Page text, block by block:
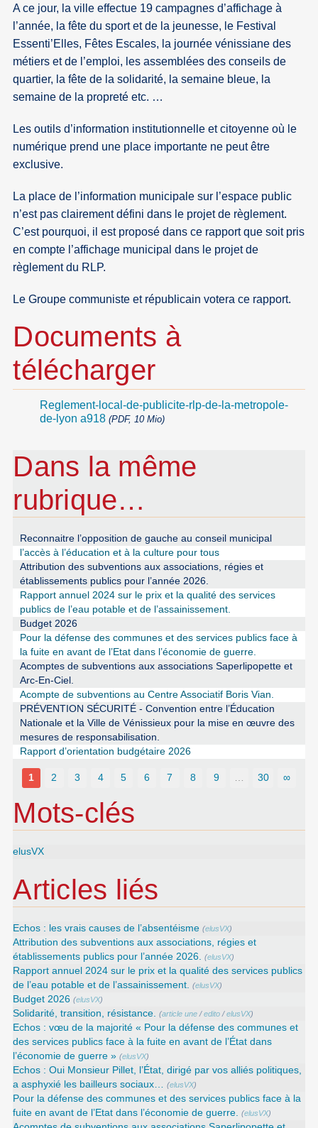
A ce jour, la ville effectue 19 campagnes d’affichage à
l’année, la fête du sport et de la jeunesse, le Festival
Essenti’Elles, Fêtes Escales, la journée vénissiane des
métiers et de l’emploi, les assemblées des conseils de
quartier, la fête de la solidarité, la semaine bleue, la
semaine de la propreté etc. …
Les outils d’information institutionnelle et citoyenne où le
numérique prend une place importante ne peut être
exclusive.
La place de l’information municipale sur l’espace public
n’est pas clairement défini dans le projet de règlement.
C’est pourquoi, il est proposé dans ce rapport que soit pris
en compte l’affichage municipal dans le projet de
règlement du RLP.
Le Groupe communiste et républicain votera ce rapport.
Documents à
télécharger
Reglement-local-de-publicite-rlp-de-la-metropole-
de-lyon a918 (PDF, 10 Mio)
Dans la même
rubrique…
Reconnaitre l’opposition de gauche au conseil municipal
l’accès à l’éducation et à la culture pour tous
Attribution des subventions aux associations, régies et
établissements publics pour l’année 2026.
Rapport annuel 2024 sur le prix et la qualité des services
publics de l’eau potable et de l’assainissement.
Budget 2026
Pour la défense des communes et des services publics face à
la fuite en avant de l’Etat dans l’économie de guerre.
Acomptes de subventions aux associations Saperlipopette et
Arc-En-Ciel.
Acompte de subventions au Centre Associatif Boris Vian.
PRÉVENTION SÉCURITÉ - Convention entre l’Éducation
Nationale et la Ville de Vénissieux pour la mise en œuvre des
mesures de responsabilisation.
Rapport d’orientation budgétaire 2026
1 2 3 4 5 6 7 8 9 30 ∞
Mots-clés
elusVX
Articles liés
Echos : les vrais causes de l’absentéisme (elusVX)
Attribution des subventions aux associations, régies et
établissements publics pour l’année 2026. (elusVX)
Rapport annuel 2024 sur le prix et la qualité des services publics
de l’eau potable et de l’assainissement. (elusVX)
Budget 2026 (elusVX)
Solidarité, transition, résistance. (article une /edito /elusVX)
Echos : vœu de la majorité « Pour la défense des communes et
des services publics face à la fuite en avant de l’État dans
l’économie de guerre » (elusVX)
Echos : Oui Monsieur Pillet, l’État, dirigé par vos alliés politiques,
a asphyxié les bailleurs sociaux… (elusVX)
Pour la défense des communes et des services publics face à la
fuite en avant de l’Etat dans l’économie de guerre. (elusVX)